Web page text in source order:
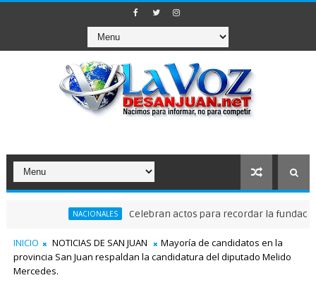
NACIONALES Celebran actos para recordar la fundación de
INICIO NOTICIAS DE SAN JUAN
Mayoría de candidatos en la
provincia San Juan respaldan la candidatura del diputado Melido
Mercedes.